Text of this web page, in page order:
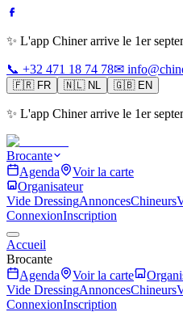
✨ L'app Chiner arrive le 1er
📞 +32 471 18 74 78✉
🇫🇷 FR 🇳🇱 NL 🇬🇧 EN
✨ L'app Chiner arrive le 1er
Brocante
Agenda
Voir la carte
Organisateur
Vide DressingAnnoncesChineurs
ConnexionInscription
Accueil
Brocante
Agenda
Voir la carte
Vide DressingAnnoncesChineurs
ConnexionInscription